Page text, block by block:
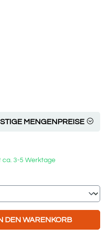
MENGENPREISE
ca. 3-5 Werktage
gewünschten
DEN WARENKORB